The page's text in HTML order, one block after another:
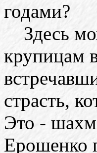
годами?
Здесь
крупицам
страсть,
Это -
Ерошенко